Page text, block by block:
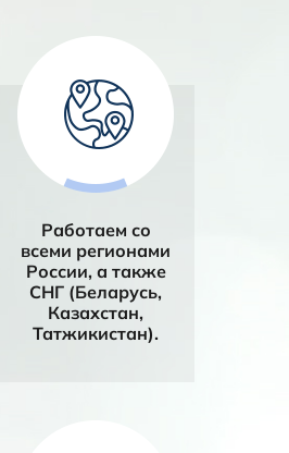
Работаем со
всеми регионами
России, а также
СНГ (Беларусь,
Казахстан,
Татжикистан).